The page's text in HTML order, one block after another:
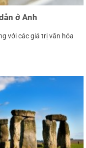
ở Anh
với các giá trị văn hóa